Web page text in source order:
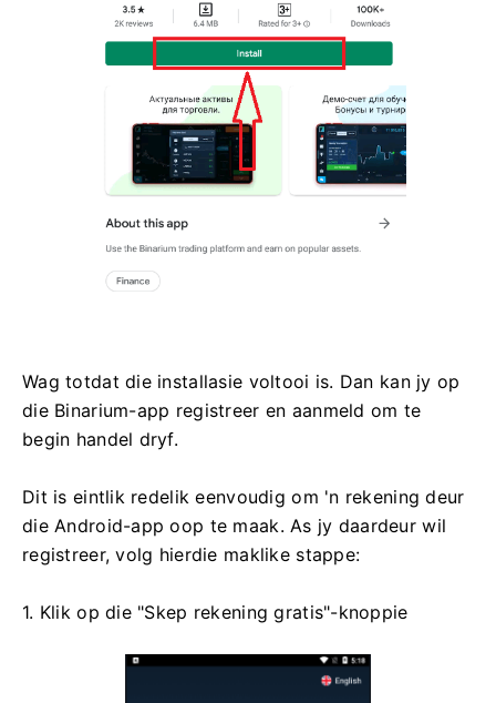
Wag totdat die installasie voltooi is. Dan kan jy op
die Binarium-app registreer en aanmeld om te
begin handel dryf.
Dit is eintlik redelik eenvoudig om 'n rekening deur
die Android-app oop te maak. As jy daardeur wil
registreer, volg hierdie maklike stappe:
1. Klik op die "Skep rekening gratis"-knoppie